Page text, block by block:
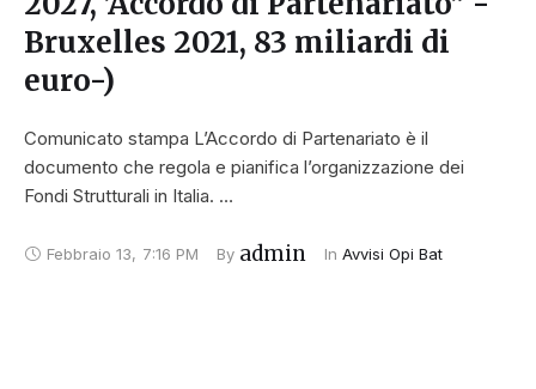
Bruxelles 2021, 83 miliardi di
euro-)
Comunicato stampa L’Accordo di Partenariato è il
documento che regola e pianifica l’organizzazione dei
Fondi Strutturali in Italia. …
Febbraio 13, 7:16 PM By admin In Avvisi Opi Bat